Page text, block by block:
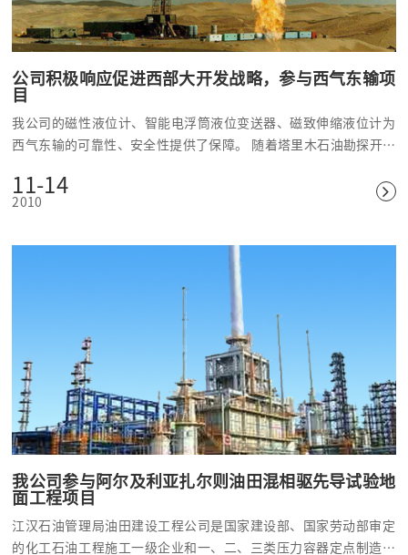
公司积极响应促进西部大开发战略，参与西气东输项
目
我公司的磁性液位计、智能电浮筒液位变送器、磁致伸缩液位计为
西气东输的可靠性、安全性提供了保障。 随着塔里木石油勘探开发
巴州将一如既往地全力支持塔里木油田的勘探开发，以“主动、优
质、超前”的意识做好支油服务工作，确保油田勘探开发顺利进
11-14
2010
我公司参与阿尔及利亚扎尔则油田混相驱先导试验地
面工程项目
江汉石油管理局油田建设工程公司是国家建设部、国家劳动部审定
的化工石油工程施工一级企业和一、二、三类压力容器定点制造企